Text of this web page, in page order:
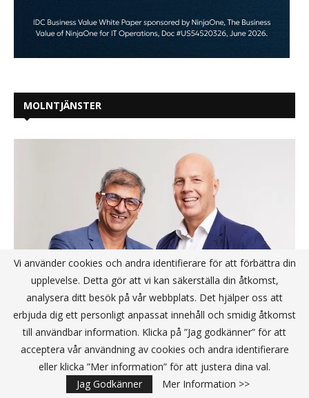
MOLNTJÄNSTER
CoreChange Group fokuserar om –
säljer affärsområdet Business
Solution och satsar på molntjänster
Vi använder cookies och andra identifierare för att förbättra din
upplevelse. Detta gör att vi kan säkerställa din åtkomst,
analysera ditt besök på vår webbplats. Det hjälper oss att
erbjuda dig ett personligt anpassat innehåll och smidig åtkomst
till användbar information. Klicka på ”Jag godkänner” för att
acceptera vår användning av cookies och andra identifierare
eller klicka ”Mer information” för att justera dina val.
Jag Godkänner
Mer Information >>